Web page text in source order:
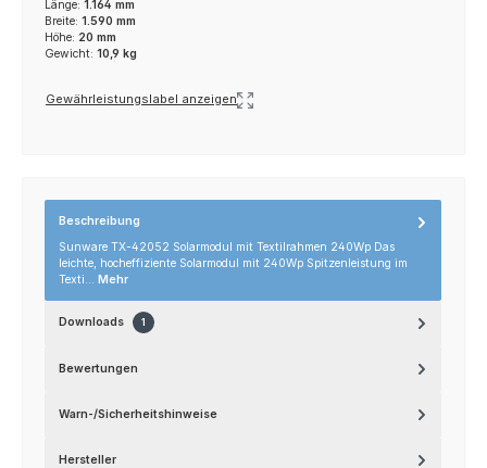
Länge: 1.164 mm
Breite: 1.590 mm
Höhe: 20 mm
Gewicht: 10,9 kg
Gewährleistungslabel anzeigen
Beschreibung
Sunware TX-42052 Solarmodul mit Textilrahmen 240Wp Das
leichte, hocheffiziente Solarmodul mit 240Wp Spitzenleistung im
Texti… Mehr
Downloads 1
Bewertungen
Warn-/Sicherheitshinweise
Hersteller